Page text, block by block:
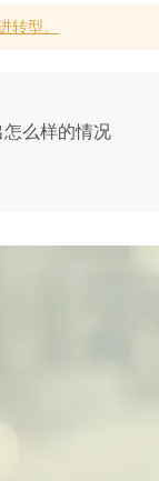
转型。
怎么样的情况